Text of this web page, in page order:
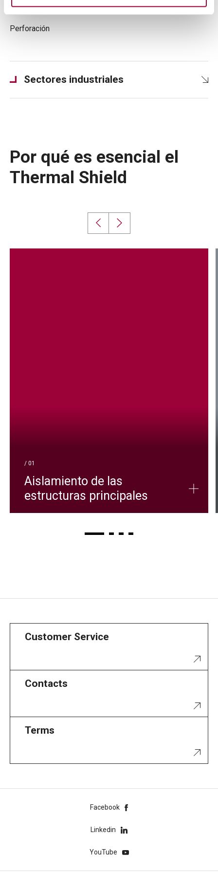
Fresado
Perforación
Sectores industriales
Por qué es esencial el
Thermal Shield
/ 01
Aislamiento de las
estructuras principales
Customer Service
Contacts
Terms
Facebook
Linkedin
YouTube